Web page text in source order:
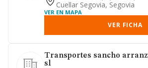
Cuellar Segovia, Segovia
VER EN MAPA
VER FICHA
Transportes sancho arranz
sl